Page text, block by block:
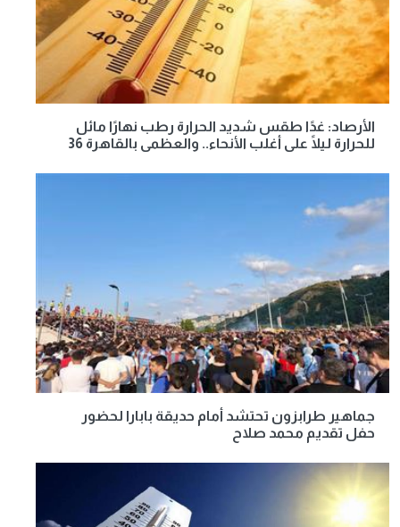
الأرصاد: غدًا طقس شديد الحرارة رطب نهارًا مائل
للحرارة ليلًا على أغلب الأنحاء.. والعظمى بالقاهرة 36
جماهير طرابزون تحتشد أمام حديقة بابارا لحضور
حفل تقديم محمد صلاح